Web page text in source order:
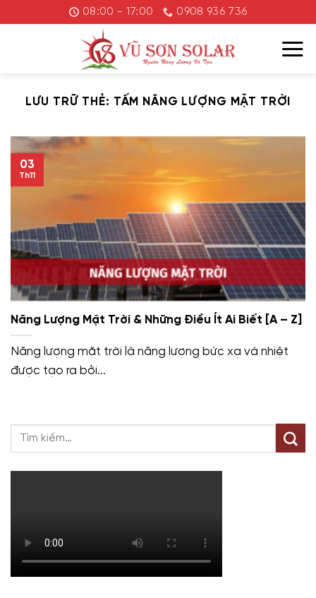
đến
08:00 - 17:00 0908 936 736
LƯU TRỮ THẺ: TẤM NĂNG LƯỢNG MẶT TRỜI
Năng Lượng Mặt Trời & Những Điều Ít Ai Biết [A – Z]
Năng lượng mặt trời là năng lượng bức xạ và nhiệt
được tạo ra bởi...
03
Th11